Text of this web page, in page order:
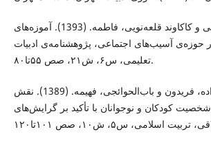
ﮔﺬﺷﺘﯽ، محمدعلی و ﮐﺎﮐﺎوﻧﺪ قلعه‌نویی، ﻓﺎﻃﻤﻪ. (1393). آموزه‌های
ﺣﻮزه‌ی آسیب‌های اجتماعی، ﭘﮋوﻫﺸﻨﺎﻣﻪ‌ی ادﺑﯿﺎت
ﺗﻌﻠﯿﻤﯽ، س۶، ش۲۱، صص ۵۵تا۸۰.
ﻣﺤﻤﺪی، ﻣﻬﺪی؛ آزاده، ﻓﺮﯾﺪون و باب‌الحوائجی، ﻓﻬﯿﻤﻪ. (1389). ﻧﻘﺶ
ﮐﻮدﮐﺎن و ﻧﻮﺟﻮاﻧﺎن ﺑﺎ تأکید ﺑﺮ گرایش‌های